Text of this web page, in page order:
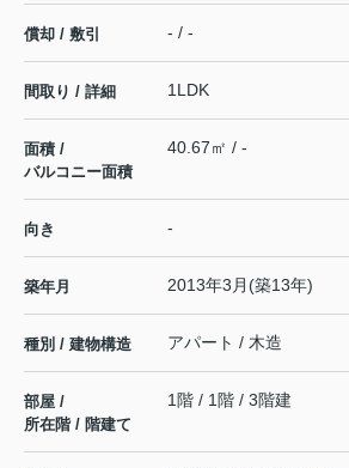
償却 / 敷引 - / -
間取り / 詳細 1LDK
面積 /
バルコニー面積
40.67㎡ / -
向き -
築年月 2013年3月(築13年)
種別 / 建物構造 アパート / 木造
部屋 /
所在階 / 階建て
1階 / 1階 / 3階建